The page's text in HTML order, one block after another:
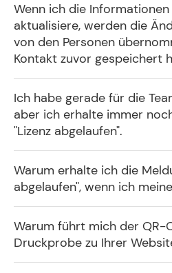
Wenn ich die
aktualisiere, werden die
von den Personen
Kontakt zuvor gespeichert
Ich habe gerade für die
aber ich erhalte immer
"Lizenz abgelaufen".
Warum erhalte ich die
abgelaufen", wenn ich
Warum führt mich der QR-
Druckprobe zu Ihrer